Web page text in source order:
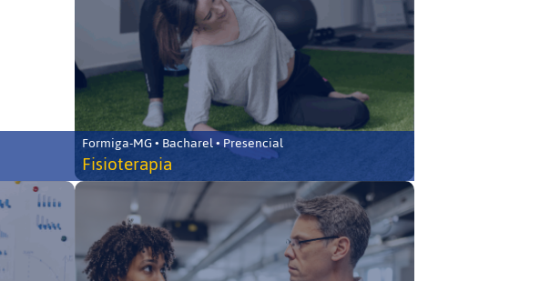
Formiga-MG • Bacharel • Presencial
Fisioterapia